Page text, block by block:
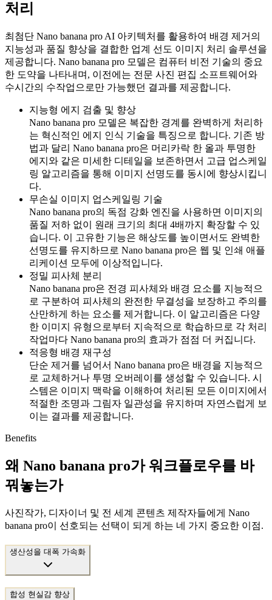
처리
최첨단 Nano banana pro AI 아키텍처를 활용하여 배경 제거의
지능성과 품질 향상을 결합한 업계 선도 이미지 처리 솔루션을
제공합니다. Nano banana pro 모델은 컴퓨터 비전 기술의 중요
한 도약을 나타내며, 이전에는 전문 사진 편집 소프트웨어와
수시간의 수작업으로만 가능했던 결과를 제공합니다.
지능형 에지 검출 및 향상
Nano banana pro 모델은 복잡한 경계를 완벽하게 처리하
는 혁신적인 에지 인식 기술을 특징으로 합니다. 기존 방
법과 달리 Nano banana pro은 머리카락 한 올과 투명한
에지와 같은 미세한 디테일을 보존하면서 고급 업스케일
링 알고리즘을 통해 이미지 선명도를 동시에 향상시킵니
다.
무손실 이미지 업스케일링 기술
Nano banana pro의 독점 강화 엔진을 사용하면 이미지의
품질 저하 없이 원래 크기의 최대 4배까지 확장할 수 있
습니다. 이 고유한 기능은 해상도를 높이면서도 완벽한
선명도를 유지하므로 Nano banana pro은 웹 및 인쇄 애플
리케이션 모두에 이상적입니다.
정밀 피사체 분리
Nano banana pro은 전경 피사체와 배경 요소를 지능적으
로 구분하여 피사체의 완전한 무결성을 보장하고 주의를
산만하게 하는 요소를 제거합니다. 이 알고리즘은 다양
한 이미지 유형으로부터 지속적으로 학습하므로 각 처리
작업마다 Nano banana pro의 효과가 점점 더 커집니다.
적응형 배경 재구성
단순 제거를 넘어서 Nano banana pro은 배경을 지능적으
로 교체하거나 투명 오버레이를 생성할 수 있습니다. 시
스템은 이미지 맥락을 이해하여 처리된 모든 이미지에서
적절한 조명과 그림자 일관성을 유지하며 자연스럽게 보
이는 결과를 제공합니다.
Benefits
왜 Nano banana pro가 워크플로우를 바
꿔놓는가
사진작가, 디자이너 및 전 세계 콘텐츠 제작자들에게 Nano
banana pro이 선호되는 선택이 되게 하는 네 가지 중요한 이점.
생산성을 대폭 가속화
합성 현실감 향상